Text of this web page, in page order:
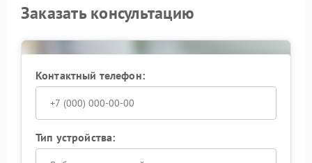
Заказать консультацию
Контактный телефон:
Тип устройства: